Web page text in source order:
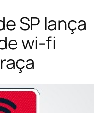
SP lança
wi-fi